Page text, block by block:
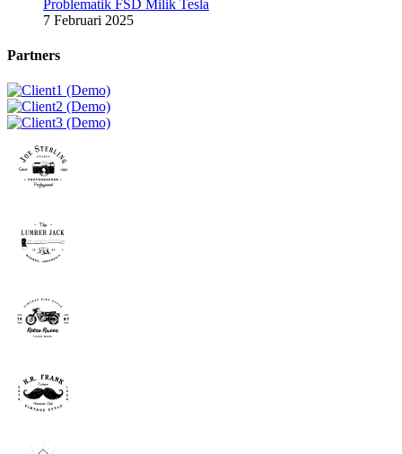
Problematik FSD Milik Tesla
7 Februari 2025
Partners